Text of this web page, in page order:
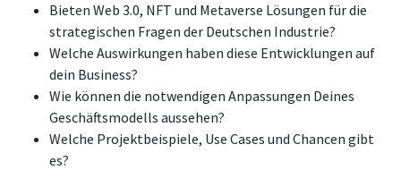
Bieten Web 3.0, NFT und Metaverse Lösungen für die
strategischen Fragen der Deutschen Industrie?
Welche Auswirkungen haben diese Entwicklungen auf
dein Business?
Wie können die notwendigen Anpassungen Deines
Geschäftsmodells aussehen?
Welche Projektbeispiele, Use Cases und Chancen gibt
es?